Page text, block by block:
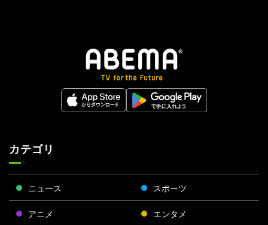
カテゴリ
ニュース スポーツ
アニメ エンタメ